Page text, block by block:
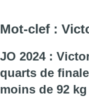
Mot-clef :
JO 2024 :
quarts de
moins de 92 kg